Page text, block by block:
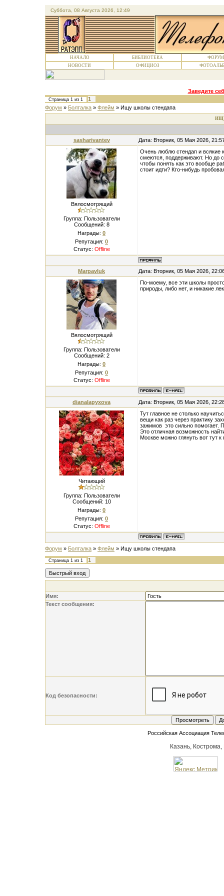
Суббота, 08 Августа 2026, 12:49
НАЧАЛО БИБЛИОТЕКА
ФОРУМ
НОВОСТИ
ОФИЦИОЗ
Заведите
Страница 1 из 1
1
Форум » Болталка » Флейм » Ищу школы стендапа
sasharivantev Дата: Вторник, 05 Мая 2026,
Вялосмотрящий
Группа: Пользователи
Сообщений: 8
Награды: 0
Репутация: 0
Статус: Offline
Очень люблю стендап и всякие
смеются, поддерживают. Но до
чтобы понять как это вообще
стоит идти? Кто-нибудь
Marpavluk Дата: Вторник, 05 Мая 2026,
Вялосмотрящий
Группа: Пользователи
Сообщений: 2
Награды: 0
Репутация: 0
Статус: Offline
По-моему, все эти школы
природы, либо нет, и никакие
dianalapyxova Дата: Вторник, 05 Мая 2026,
Читающий
Группа: Пользователи
Сообщений: 10
Награды: 0
Репутация: 0
Статус: Offline
Тут главное не столько
вещи как раз через практику
зажимов это сильно помогает.
Это отличная возможность
Москве можно глянуть вот тут
Форум » Болталка » Флейм » Ищу школы стендапа
Страница 1 из 1 1
Имя:
Текст сообщения:
Код безопасности:
Российская Ассоциация
Казань,